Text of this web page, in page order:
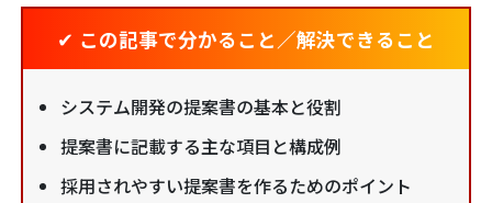
✔ この記事で分かること／解決できること
システム開発の提案書の基本と役割
提案書に記載する主な項目と構成例
採用されやすい提案書を作るためのポイント